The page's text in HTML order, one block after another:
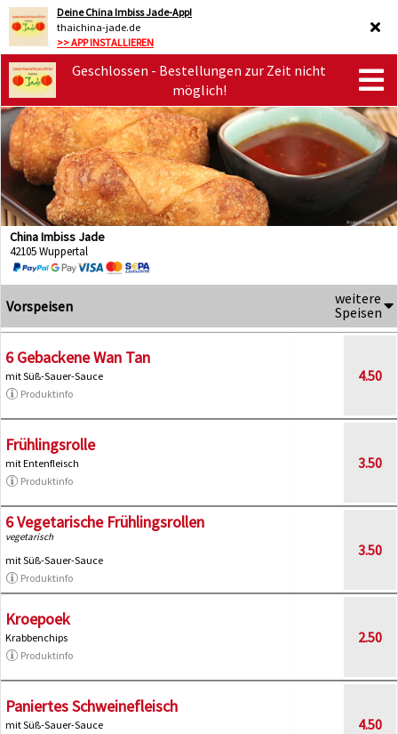
Deine China Imbiss Jade-App!
thaichina-jade.de
>> APP INSTALLIEREN
Geschlossen - Bestellungen zur Zeit nicht
möglich!
China Imbiss Jade
42105 Wuppertal
Vorspeisen
weitere
Speisen
6 Gebackene Wan Tan
mit Süß-Sauer-Sauce
Produktinfo
4.50
Frühlingsrolle
mit Entenfleisch
Produktinfo
3.50
6 Vegetarische Frühlingsrollen
vegetarisch
mit Süß-Sauer-Sauce
Produktinfo
3.50
Kroepoek
Krabbenchips
Produktinfo
2.50
Paniertes Schweinefleisch
mit Süß-Sauer-Sauce
4.50